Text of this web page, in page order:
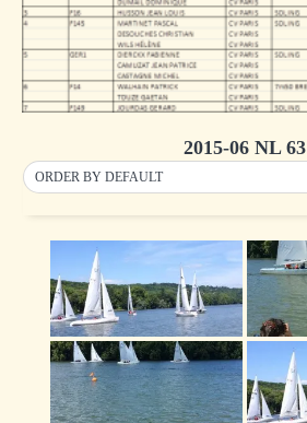
2015-06 NL 63
ORDER BY DEFAULT